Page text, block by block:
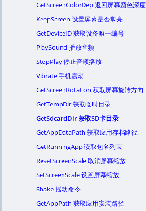
GetScreenColorDep 返回屏幕颜色深度
KeepScreen 设置屏幕是否常亮
GetDeviceID 获取设备唯一编号
PlaySound 播放音频
StopPlay 停止音频播放
Vibrate 手机震动
GetScreenRotation 获取屏幕旋转方向
GetTempDir 获取临时目录
GetSdcardDir 获取SD卡目录
GetAppDataPath 获取应用存档路径
GetRunningApp 读取包名列表
ResetScreenScale 取消屏幕缩放
SetScreenScale 设置屏幕缩放
Shake 摇动命令
GetAppPath 获取应用安装路径